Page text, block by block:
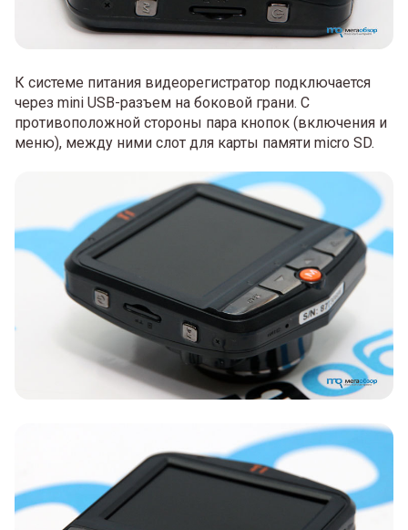
К системе питания видеорегистратор подключается
через mini USB-разъем на боковой грани. С
противоположной стороны пара кнопок (включения и
меню), между ними слот для карты памяти micro SD.